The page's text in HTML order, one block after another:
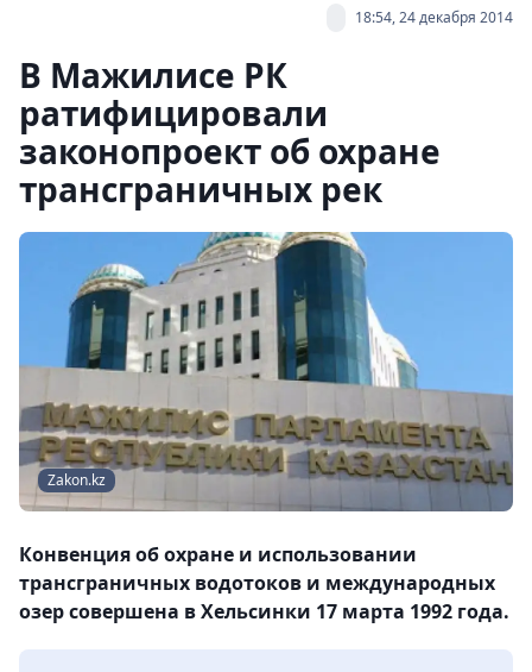
18:54, 24 декабря 2014
В Мажилисе РК
ратифицировали
законопроект об охране
трансграничных рек
Zakon.kz
Конвенция об охране и использовании
трансграничных водотоков и международных
озер совершена в Хельсинки 17 марта 1992 года.